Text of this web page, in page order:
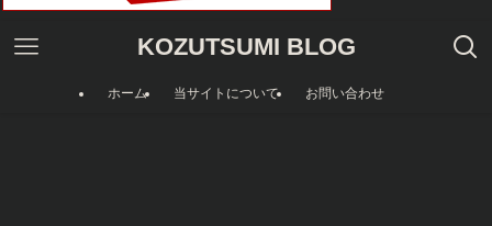
KOZUTSUMI BLOG
ホーム 当サイトについて お問い合わせ